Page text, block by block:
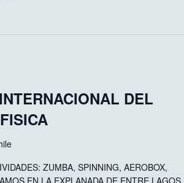
DEL
ZUMBA, SPINNING, AEROBOX,
EN LA EXPLANADA DE ENTRE LAGOS